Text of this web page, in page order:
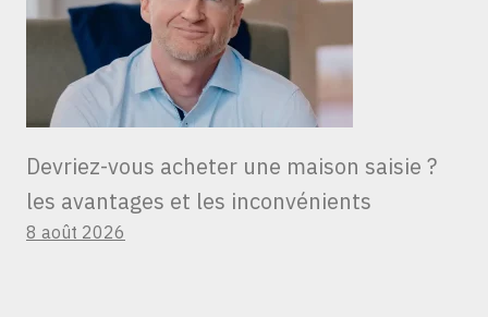
Devriez-vous acheter une maison saisie ?
les avantages et les inconvénients
8 août 2026